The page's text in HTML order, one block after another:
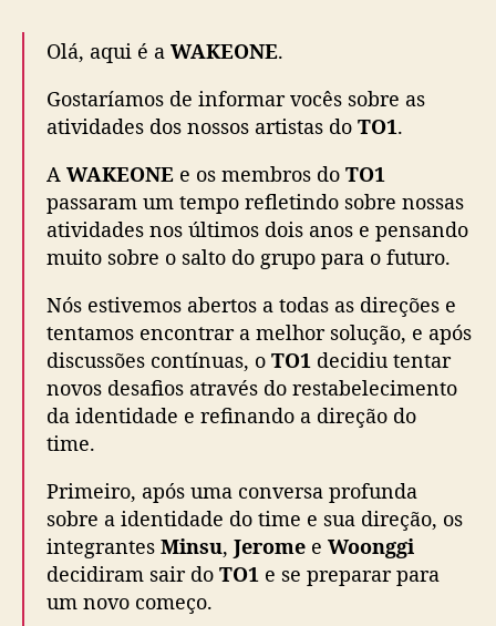
n
g
e
a
d
ç
ã
o
d
t
s
i
n
t
Olá, aqui é a WAKEONE.
Gostaríamos de informar vocês sobre as
atividades dos nossos artistas do TO1.
A WAKEONE e os membros do TO1
passaram um tempo refletindo sobre nossas
atividades nos últimos dois anos e pensando
muito sobre o salto do grupo para o futuro.
Nós estivemos abertos a todas as direções e
tentamos encontrar a melhor solução, e após
discussões contínuas, o TO1 decidiu tentar
novos desafios através do restabelecimento
da identidade e refinando a direção do
time.
Primeiro, após uma conversa profunda
sobre a identidade do time e sua direção, os
integrantes Minsu, Jerome e Woonggi
decidiram sair do TO1 e se preparar para
um novo começo.